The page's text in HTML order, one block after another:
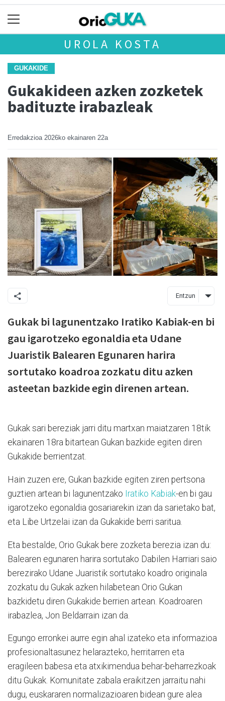
UROLA KOSTA
GUKAKIDE
Gukakideen azken zozketek
badituzte irabazleak
Erredakzioa 2026ko ekainaren 22a
Entzun
Gukak bi lagunentzako Iratiko Kabiak-en bi
gau igarotzeko egonaldia eta Udane
Juaristik Balearen Egunaren harira
sortutako koadroa zozkatu ditu azken
asteetan bazkide egin direnen artean.
Gukak sari bereziak jarri ditu martxan maiatzaren 18tik
ekainaren 18ra bitartean Gukan bazkide egiten diren
Gukakide berrientzat.
Hain zuzen ere, Gukan bazkide egiten ziren pertsona
guztien artean bi lagunentzako Iratiko Kabiak-en bi gau
igarotzeko egonaldia gosariarekin izan da sarietako bat,
eta Libe Urtzelai izan da Gukakide berri saritua.
Eta bestalde, Orio Gukak bere zozketa berezia izan du:
Balearen egunaren harira sortutako Dabilen Harriari saio
berezirako Udane Juaristik sortutako koadro originala
zozkatu du Gukak azken hilabetean Orio Gukan
bazkidetu diren Gukakide berrien artean. Koadroaren
irabazlea, Jon Beldarrain izan da.
Egungo erronkei aurre egin ahal izateko eta informazioa
profesionaltasunez helarazteko, herritarren eta
eragileen babesa eta atxikimendua behar-beharrezkoak
ditu Gukak. Komunitate zabala eraikitzen jarraitu nahi
dugu, euskararen normalizazioaren bidean gure alea